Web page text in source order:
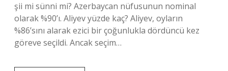
şii mi sünni mi? Azerbaycan nüfusunun nominal
olarak %90’ı. Aliyev yüzde kaç? Aliyev, oyların
%86’sını alarak ezici bir çoğunlukla dördüncü kez
göreve seçildi. Ancak seçim…